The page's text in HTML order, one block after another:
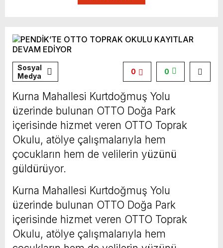
Sosyal
Medya
0
0
Kurna Mahallesi Kurtdoğmuş Yolu
üzerinde bulunan OTTO Doğa Park
içerisinde hizmet veren OTTO Toprak
Okulu, atölye çalışmalarıyla hem
çocukların hem de velilerin yüzünü
güldürüyor.
Kurna Mahallesi Kurtdoğmuş Yolu
üzerinde bulunan OTTO Doğa Park
içerisinde hizmet veren OTTO Toprak
Okulu, atölye çalışmalarıyla hem